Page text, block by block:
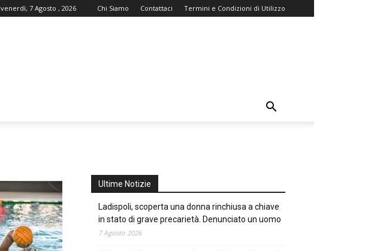
venerdì, 7 Agosto , 2026 Chi Siamo Contattaci Termini e Condizioni di Utilizzo
Ultime Notizie
Ladispoli, scoperta una donna rinchiusa a chiave
in stato di grave precarietà. Denunciato un uomo
7 Agosto 2026